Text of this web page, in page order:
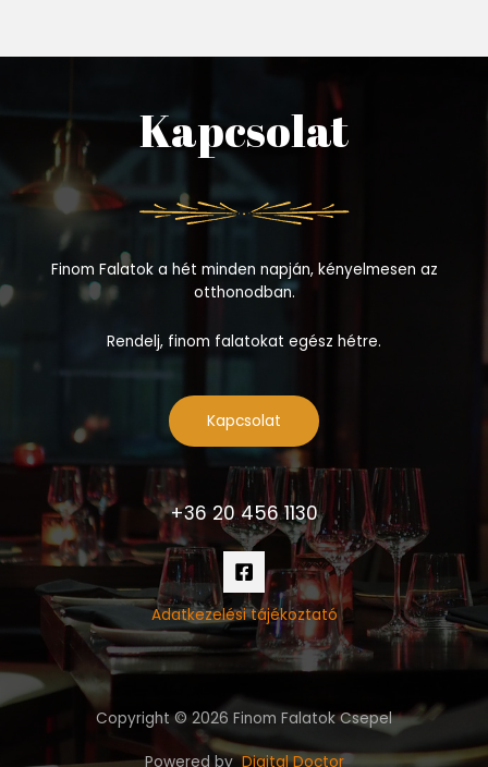
Kapcsolat
Finom Falatok a hét minden napján, kényelmesen az
otthonodban.
Rendelj, finom falatokat egész hétre.
Kapcsolat
+36 20 456 1130
Adatkezelési tájékoztató
Copyright © 2026 Finom Falatok Csepel
Powered byDigital Doctor